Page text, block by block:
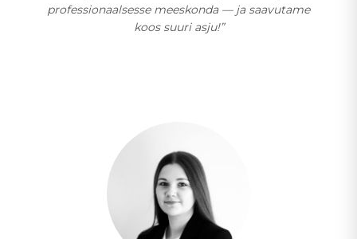
professionaalsesse meeskonda — ja saavutame
koos suuri asju!”